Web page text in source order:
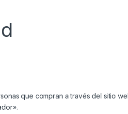
que compran a través del sitio